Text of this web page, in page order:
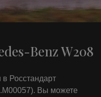
Benz W208
Росстандарт
Вы можете